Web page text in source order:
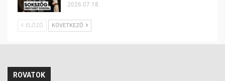
2026.07.18.
ELŐZŐ KÖVETKEZŐ
ROVATOK